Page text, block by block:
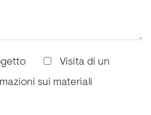
Visita di un
sui materiali